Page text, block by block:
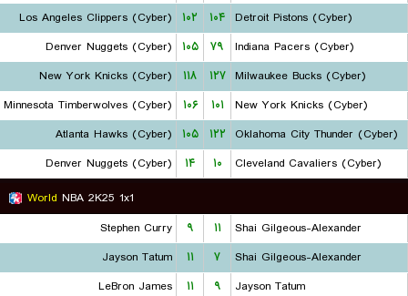
Los Angeles Clippers (Cyber)
۱۰۲ ۱۰۴ Detroit Pistons (Cyber)
Denver Nuggets (Cyber)
۱۰۵ ۷۹
Indiana Pacers (Cyber)
New York Knicks (Cyber)
۱۱۸ ۱۲۷ Milwaukee Bucks (Cyber)
Minnesota Timberwolves (Cyber)
۱۰۶ ۱۰۱
New York Knicks (Cyber)
Atlanta Hawks (Cyber)
۱۰۵ ۱۲۲
Oklahoma City Thunder (Cyber)
Denver Nuggets (Cyber)
۱۴ ۱۰
Cleveland Cavaliers (Cyber)
World NBA 2K25 1x1
Stephen Curry
۹ ۱۱
Shai Gilgeous-Alexander
Jayson Tatum
۱۱ ۷
Shai Gilgeous-Alexander
LeBron James
۱۱ ۹
Jayson Tatum